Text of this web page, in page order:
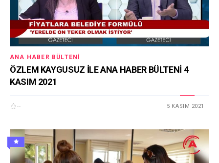
ANA HABER BÜLTENI
ÖZLEM KAYGUSUZ İLE ANA HABER BÜLTENİ 4
KASIM 2021
-- 5 KASIM 2021